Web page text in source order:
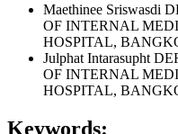
Maethinee Sriswasdi
OF INTERNAL
HOSPITAL,
Julphat Intarasupht
OF INTERNAL
HOSPITAL,
Keywords: